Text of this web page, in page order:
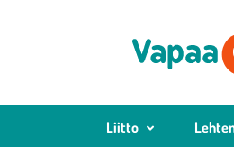
Liitto